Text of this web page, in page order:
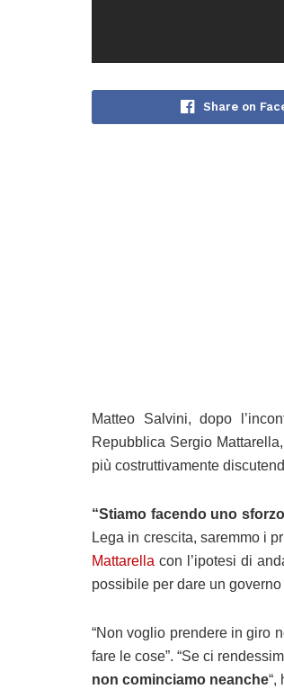
Share on
Matteo Salvini, dopo
Repubblica Sergio
più costruttivamente
“Stiamo facendo uno
Lega in crescita, saremmo i
Mattarella con l’ipotesi di
possibile per dare un
“Non voglio prendere in giro
fare le cose”. “Se ci
non cominciamo neanche“,